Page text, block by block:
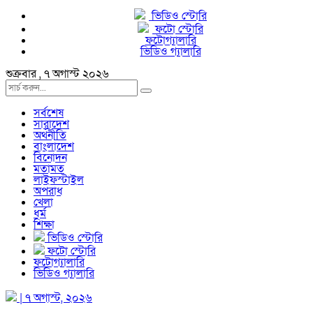
ভিডিও স্টোরি
ফটো স্টোরি
ফটোগ্যালারি
ভিডিও গ্যালারি
শুক্রবার , ৭ অগাস্ট ২০২৬
সর্বশেষ
সারাদেশ
অর্থনীতি
বাংলাদেশ
বিনোদন
মতামত
লাইফস্টাইল
অপরাধ
খেলা
ধর্ম
শিক্ষা
ভিডিও স্টোরি
ফটো স্টোরি
ফটোগ্যালারি
ভিডিও গ্যালারি
| ৭ অগাস্ট, ২০২৬